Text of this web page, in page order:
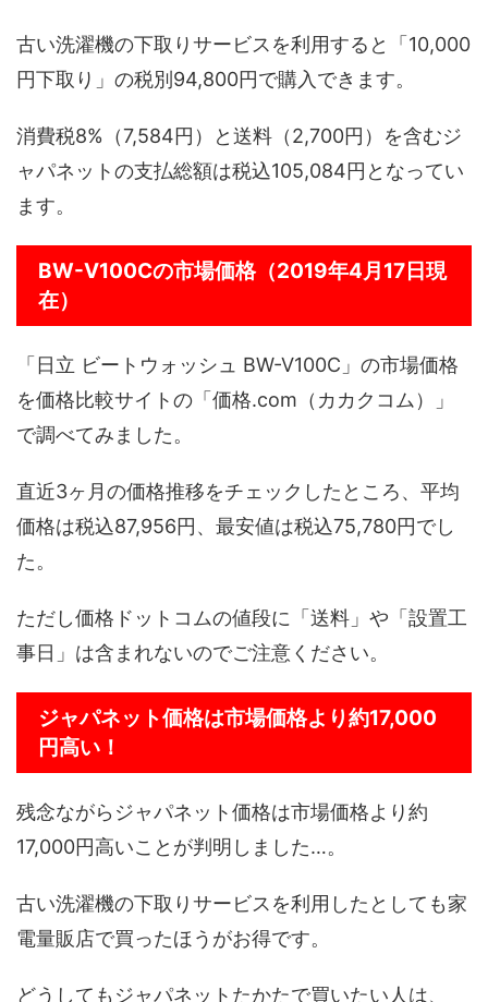
古い洗濯機の下取りサービスを利用すると「10,000
円下取り」の税別94,800円で購入できます。
消費税8%（7,584円）と送料（2,700円）を含むジ
ャパネットの支払総額は税込105,084円となってい
ます。
BW-V100Cの市場価格（2019年4月17日現
在）
「日立 ビートウォッシュ BW-V100C」の市場価格
を価格比較サイトの「価格.com（カカクコム）」
で調べてみました。
直近3ヶ月の価格推移をチェックしたところ、平均
価格は税込87,956円、最安値は税込75,780円でし
た。
ただし価格ドットコムの値段に「送料」や「設置工
事日」は含まれないのでご注意ください。
ジャパネット価格は市場価格より約17,000
円高い！
残念ながらジャパネット価格は市場価格より約
17,000円高いことが判明しました…。
古い洗濯機の下取りサービスを利用したとしても家
電量販店で買ったほうがお得です。
どうしてもジャパネットたかたで買いたい人は、